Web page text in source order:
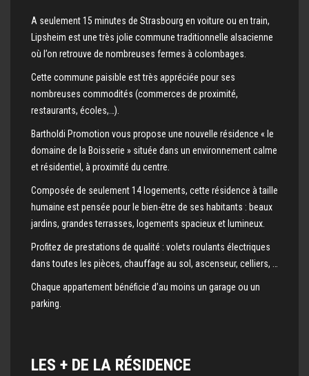
A seulement 15 minutes de Strasbourg en voiture ou en train,
Lipsheim est une très jolie commune traditionnelle alsacienne
où l’on retrouve de nombreuses fermes à colombages.
Cette commune paisible est très appréciée pour ses
nombreuses commodités (commerces de proximité,
restaurants, écoles,…).
Bartholdi Promotion vous propose une nouvelle résidence « le
domaine de la Boisserie » située dans un environnement calme
et résidentiel, à proximité du centre.
Composée de seulement 14 logements, cette résidence à taille
humaine est pensée pour le bien-être de ses habitants : beaux
jardins, grandes terrasses, logements spacieux et lumineux.
Profitez de prestations de qualité : volets roulants électriques
dans toutes les pièces, chauffage au sol, ascenseur, celliers, …
Chaque appartement bénéficie d’au moins un garage ou un
parking.
LES + DE LA RÉSIDENCE